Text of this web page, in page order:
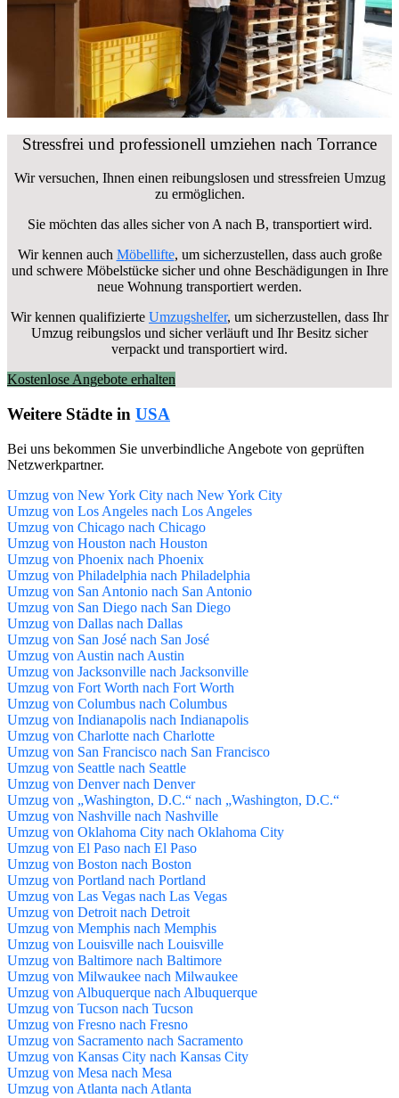
Stressfrei und professionell umziehen nach Torrance
Wir versuchen, Ihnen einen reibungslosen und stressfreien Umzug
zu ermöglichen.
Sie möchten das alles sicher von A nach B, transportiert wird.
Wir kennen auch Möbellifte, um sicherzustellen, dass auch große
und schwere Möbelstücke sicher und ohne Beschädigungen in Ihre
neue Wohnung transportiert werden.
Wir kennen qualifizierte Umzugshelfer, um sicherzustellen, dass Ihr
Umzug reibungslos und sicher verläuft und Ihr Besitz sicher
verpackt und transportiert wird.
Kostenlose Angebote erhalten
Weitere Städte in USA
Bei uns bekommen Sie unverbindliche Angebote von geprüften
Netzwerkpartner.
Umzug von New York City nach New York City
Umzug von Los Angeles nach Los Angeles
Umzug von Chicago nach Chicago
Umzug von Houston nach Houston
Umzug von Phoenix nach Phoenix
Umzug von Philadelphia nach Philadelphia
Umzug von San Antonio nach San Antonio
Umzug von San Diego nach San Diego
Umzug von Dallas nach Dallas
Umzug von San José nach San José
Umzug von Austin nach Austin
Umzug von Jacksonville nach Jacksonville
Umzug von Fort Worth nach Fort Worth
Umzug von Columbus nach Columbus
Umzug von Indianapolis nach Indianapolis
Umzug von Charlotte nach Charlotte
Umzug von San Francisco nach San Francisco
Umzug von Seattle nach Seattle
Umzug von Denver nach Denver
Umzug von „Washington, D.C.“ nach „Washington, D.C.“
Umzug von Nashville nach Nashville
Umzug von Oklahoma City nach Oklahoma City
Umzug von El Paso nach El Paso
Umzug von Boston nach Boston
Umzug von Portland nach Portland
Umzug von Las Vegas nach Las Vegas
Umzug von Detroit nach Detroit
Umzug von Memphis nach Memphis
Umzug von Louisville nach Louisville
Umzug von Baltimore nach Baltimore
Umzug von Milwaukee nach Milwaukee
Umzug von Albuquerque nach Albuquerque
Umzug von Tucson nach Tucson
Umzug von Fresno nach Fresno
Umzug von Sacramento nach Sacramento
Umzug von Kansas City nach Kansas City
Umzug von Mesa nach Mesa
Umzug von Atlanta nach Atlanta